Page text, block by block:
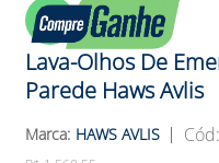
5%
OFF
Lava-Olhos De
Parede Haws Avlis
HAWS AVLIS :